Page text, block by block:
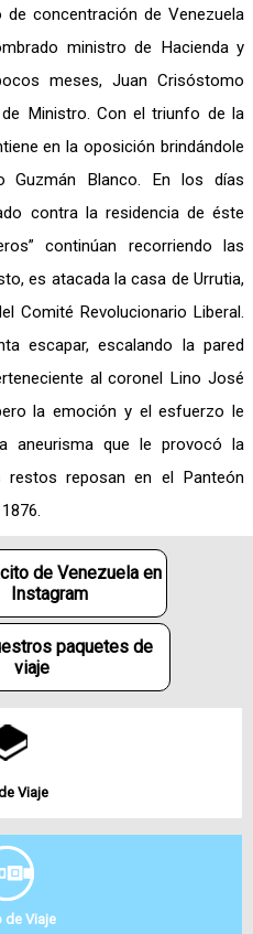
concentración de Venezuela
ministro de Hacienda y
meses, Juan Crisóstomo
Ministro. Con el triunfo de la
en la oposición brindándole
Blanco. En los días
contra la residencia de éste
continúan recorriendo las
es atacada la casa de Urrutia,
Comité Revolucionario Liberal.
escapar, escalando la pared
al coronel Lino José
la emoción y el esfuerzo le
aneurisma que le provocó la
restos reposan en el Panteón
de Venezuela en
Instagram
paquetes de
viaje
Viaje
de Viaje